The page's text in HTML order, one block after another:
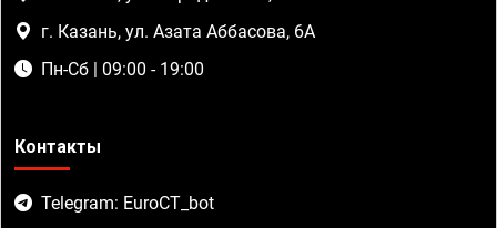
г. Казань, ул. Азата Аббасова, 6А
Пн-Сб | 09:00 - 19:00
Контакты
Telegram: EuroCT_bot